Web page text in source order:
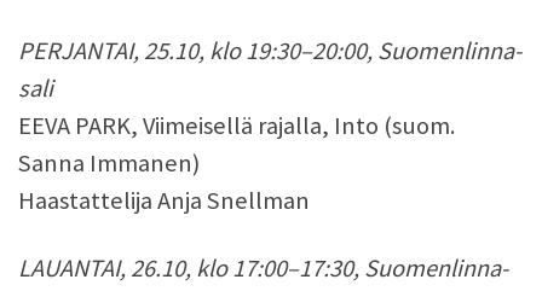
PERJANTAI, 25.10, klo 19:30–20:00, Suomenlinna-
sali
EEVA PARK, Viimeisellä rajalla, Into (suom.
Sanna Immanen)
Haastattelija Anja Snellman
LAUANTAI, 26.10, klo 17:00–17:30, Suomenlinna-